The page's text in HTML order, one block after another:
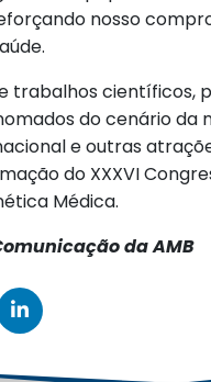
nosso
trabalhos científicos,
do cenário da
e outras
do XXXVI
Médica.
da AMB